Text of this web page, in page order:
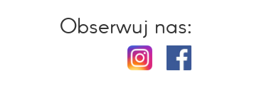
Obserwuj nas: